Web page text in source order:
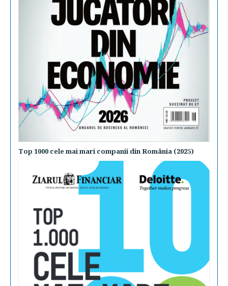
Top 1000 cele mai mari companii din România (2025)